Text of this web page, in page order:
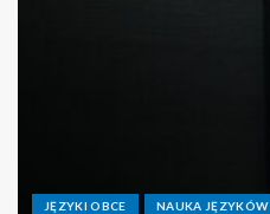
JĘZYKI OBCE NAUKA JĘZYKÓW